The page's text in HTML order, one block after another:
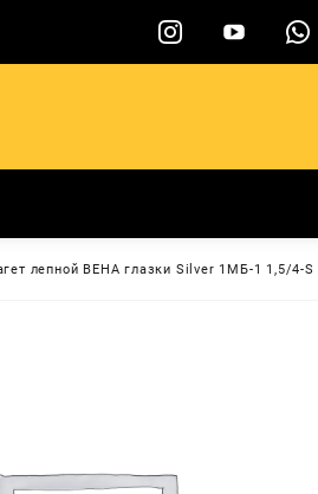
лепной ВЕНА глазки Silver 1МБ-1 1,5/4-S